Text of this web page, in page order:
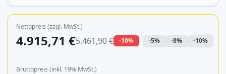
Nettopreis (zzgl. MwSt.)
4.915,71 €5.461,90 € -10% -5% -8% -10%
Bruttopreis (inkl. 19% MwSt.)